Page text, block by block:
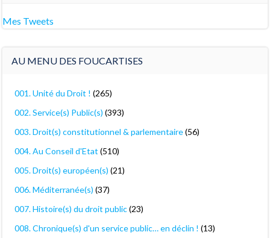
Mes Tweets
AU MENU DES FOUCARTISES
001. Unité du Droit ! (265)
002. Service(s) Public(s) (393)
003. Droit(s) constitutionnel & parlementaire(56)
004. Au Conseil d'Etat (510)
005. Droit(s) européen(s) (21)
006. Méditerranée(s) (37)
007. Histoire(s) du droit public(23)
008. Chronique(s) d'un service public… en déclin ! (13)